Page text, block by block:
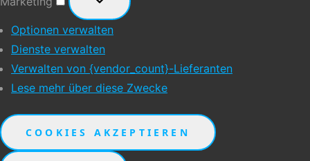
Optionen verwalten
Dienste verwalten
Verwalten von {vendor_count}-Lieferanten
Lese mehr über diese Zwecke
COOKIES AKZEPTIEREN